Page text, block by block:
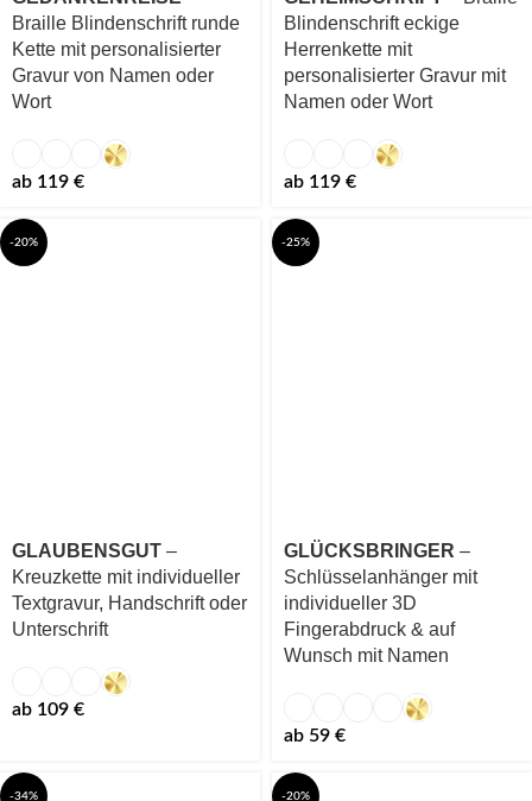
Braille Blindenschrift runde
Kette mit personalisierter
Gravur von Namen oder
Wort
ab 119 €
Blindenschrift eckige
Herrenkette mit
personalisierter Gravur mit
Namen oder Wort
ab 119 €
-20%
GLAUBENSGUT –
Kreuzkette mit individueller
Textgravur, Handschrift oder
Unterschrift
ab 109 €
-25%
GLÜCKSBRINGER –
Schlüsselanhänger mit
individueller 3D
Fingerabdruck & auf
Wunsch mit Namen
ab 59 €
-34% -20%